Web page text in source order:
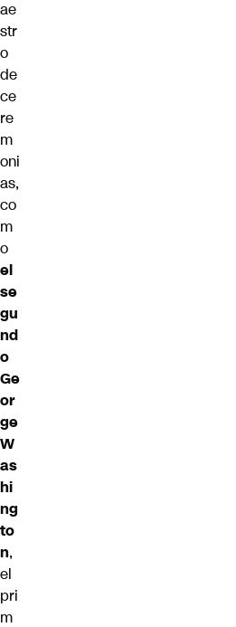
ae
str
o
de
ce
re
m
oni
as,
co
m
o
el
se
gu
nd
o
Ge
or
ge
W
as
hi
ng
to
n,
el
pri
m